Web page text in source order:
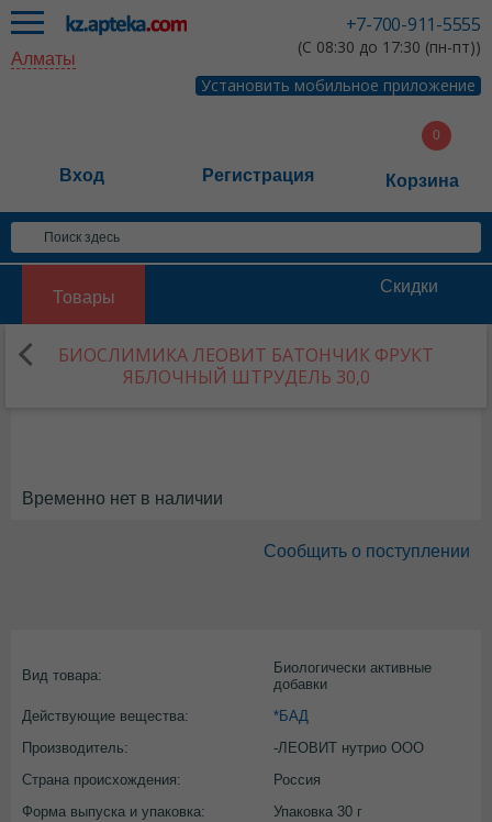
+7-700-911-5555
(С 08:30 до 17:30 (пн-пт))
Установить мобильное приложение
Алматы
Вход Регистрация Корзина
Товары
Скидки
БИОСЛИМИКА ЛЕОВИТ БАТОНЧИК ФРУКТ
ЯБЛОЧНЫЙ ШТРУДЕЛЬ 30,0
Временно нет в наличии
Сообщить о поступлении
Вид товара:
Биологически активные
добавки
Действующие вещества:
*БАД
Производитель:
-ЛЕОВИТ нутрио ООО
Страна происхождения:
Россия
Форма выпуска и упаковка:
Упаковка 30 г